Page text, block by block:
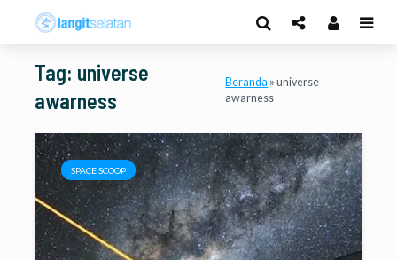
Tag: universe
awarness
Beranda »universe
awarness
SPACE SCOOP